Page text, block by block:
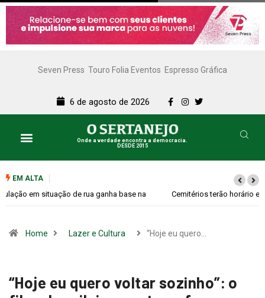
Seven Press Touro Folia Eventos Espresso Gráfica
6 de agosto de 2026
Onde a verdade encontra a democracia.
DESDE 2015
EM ALTA Cemitérios terão horário especial e missas no Dia dos Pais
filme brasileiro que transformou o